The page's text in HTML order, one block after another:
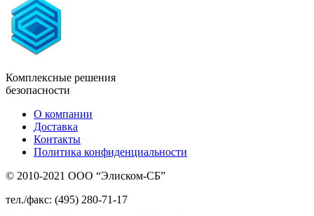
Комплексные решения
безопасности
О компании
Доставка
Контакты
Политика конфиденциальности
© 2010-2021 ООО “Элиском-СБ”
тел./факс: (495) 280-71-17